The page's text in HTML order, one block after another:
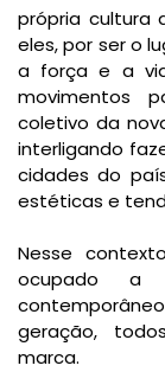
própria cultura
eles, por ser o
a força e a
movimentos
coletivo da
interligando
cidades do
estéticas e
Nesse
ocupado a
geração,
marca.